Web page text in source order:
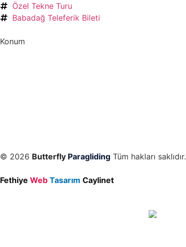
Özel Tekne Turu
Babadağ Teleferik Bileti
Konum
© 2026 Butterfly Paragliding Tüm hakları saklıdır.
Fethiye Web Tasarım Caylinet